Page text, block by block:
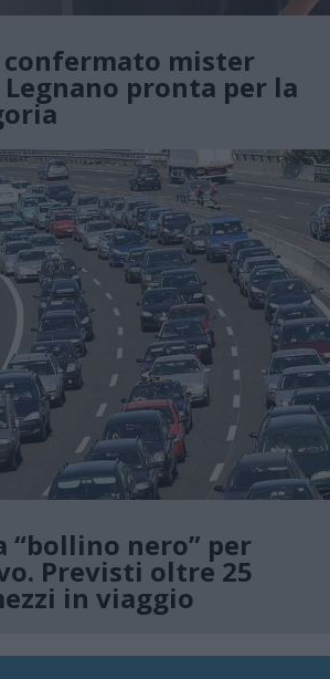
confermato mister
pronta per la
“bollino nero” per
Previsti oltre 25
in viaggio